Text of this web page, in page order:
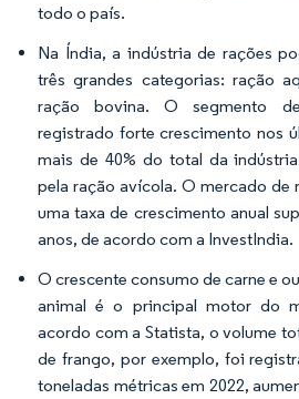
todo o país.
Na Índia, a indústria de rações
três grandes categorias: ração
ração bovina. O segmento
registrado forte crescimento nos
mais de 40% do total da
pela ração avícola. O mercado de
uma taxa de crescimento anual
anos, de acordo com a InvestIndia.
O crescente consumo de carne e
animal é o principal motor do
acordo com a Statista, o volume
de frango, por exemplo, foi
toneladas métricas em 2022,